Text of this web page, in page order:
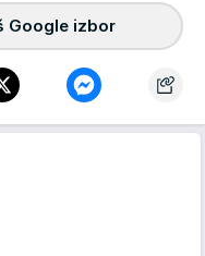
Google izbor